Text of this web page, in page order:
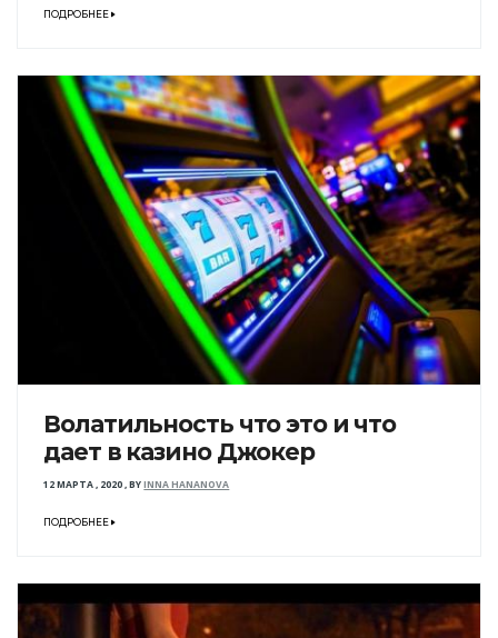
ПОДРОБНЕЕ
Волатильность что это и что
дает в казино Джокер
12 МАРТА , 2020,BYINNA HANANOVA
ПОДРОБНЕЕ